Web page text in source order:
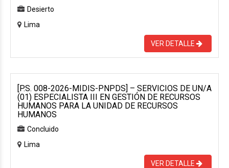
Desierto
Lima
VER DETALLE
[P.S. 008-2026-MIDIS-PNPDS] – SERVICIOS DE UN/A
(01) ESPECIALISTA III EN GESTIÓN DE RECURSOS
HUMANOS PARA LA UNIDAD DE RECURSOS
HUMANOS
Concluido
Lima
VER DETALLE